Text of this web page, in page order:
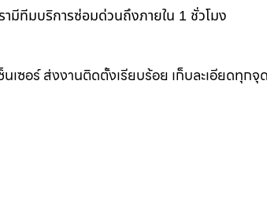
มีทีมบริการซ่อมด่วนถึงภายใน 1 ชั่วโมง
เซอร์ ส่งงานติดตั้งเรียบร้อย เก็บละเอียดทุก